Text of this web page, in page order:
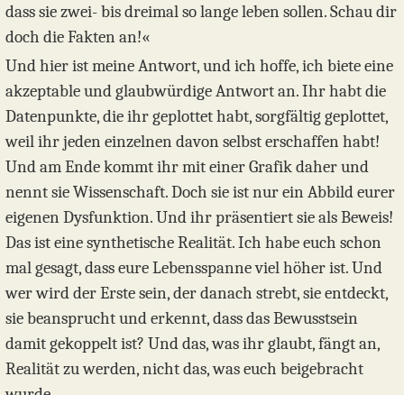
dass sie zwei- bis dreimal so lange leben sollen. Schau dir
doch die Fakten an!«
Und hier ist meine Antwort, und ich hoffe, ich biete eine
akzeptable und glaubwürdige Antwort an. Ihr habt die
Datenpunkte, die ihr geplottet habt, sorgfältig geplottet,
weil ihr jeden einzelnen davon selbst erschaffen habt!
Und am Ende kommt ihr mit einer Grafik daher und
nennt sie Wissenschaft. Doch sie ist nur ein Abbild eurer
eigenen Dysfunktion. Und ihr präsentiert sie als Beweis!
Das ist eine synthetische Realität. Ich habe euch schon
mal gesagt, dass eure Lebensspanne viel höher ist. Und
wer wird der Erste sein, der danach strebt, sie entdeckt,
sie beansprucht und erkennt, dass das Bewusstsein
damit gekoppelt ist? Und das, was ihr glaubt, fängt an,
Realität zu werden, nicht das, was euch beigebracht